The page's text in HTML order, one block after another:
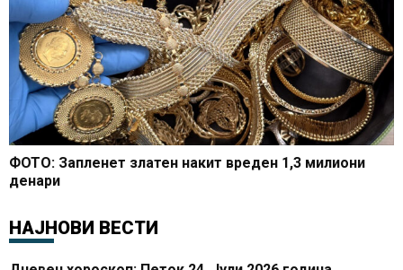
ФОТО: Запленет златен накит вреден 1,3 милиони
денари
НАЈНОВИ ВЕСТИ